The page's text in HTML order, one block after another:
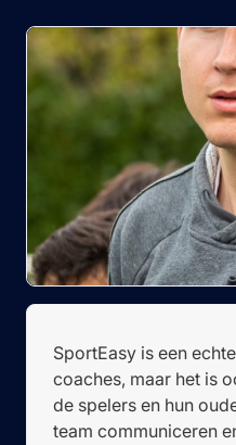
SportEasy is een
coaches, maar het is
de spelers en hun
team communiceren